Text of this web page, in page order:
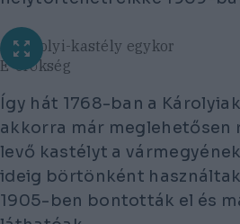
A Károlyi-kastély egykor
E-örökség
Így hát 1768-ban a
akkorra már meglehetősen
levő kastélyt a
ideig börtönként
1905-ben bontották el és